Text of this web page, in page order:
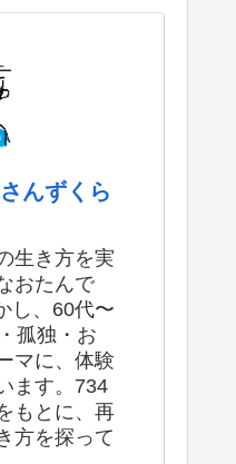
んずくら
生き方を実
おたんで
し、60代〜
孤独・お
マに、体験
ます。734
もとに、再
方を探って